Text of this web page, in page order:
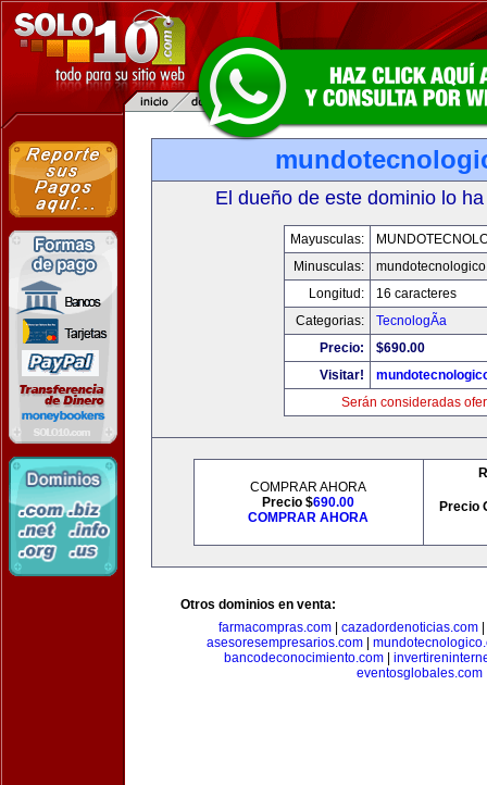
El dueño de este dominio lo
Mayusculas:
Minusculas:
Longitud:
16 caracteres
Categorias:
TecnologÃ­a
Precio:
$690.00
Visitar!
Serán consideradas
COMPRAR AHORA
Precio $690.00
COMPRAR AHORA
Precio
Otros dominios en venta:
farmacompras.com
cazadordenoticias.com
asesoresempresarios.com
bancodeconocimiento.com
eventosglobales.com